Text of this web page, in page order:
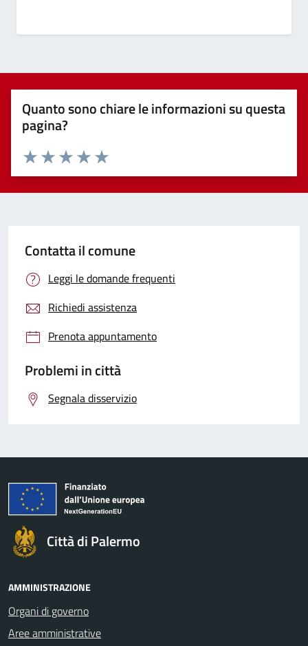
Quanto sono chiare le informazioni su questa
pagina?
Valuta 5 stelle su 5
Valuta 4 stelle su 5
Valuta 3 stelle su 5
Valuta 2 stelle su 5
Valuta 1 stelle su 5
Contatta il comune
Leggi le domande frequenti
Richiedi assistenza
Prenota appuntamento
Problemi in città
Segnala disservizio
Città di Palermo
AMMINISTRAZIONE
Organi di governo
Aree amministrative